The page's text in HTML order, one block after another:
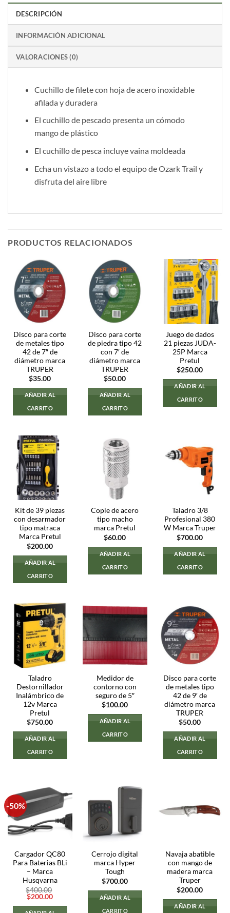
DESCRIPCIÓN
INFORMACIÓN ADICIONAL
VALORACIONES (0)
Cuchillo de filete con hoja de acero inoxidable
afilada y duradera
El cuchillo de pescado presenta un cómodo
mango de plástico
El cuchillo de pesca incluye vaina moldeada
Echa un vistazo a todo el equipo de Ozark Trail y
disfruta del aire libre
PRODUCTOS RELACIONADOS
Disco para corte
de metales tipo
42 de 7″ de
diámetro marca
TRUPER
$35.00
AÑADIR AL
CARRITO
Disco para corte
de piedra tipo 42
con 7′ de
diámetro marca
TRUPER
$50.00
AÑADIR AL
CARRITO
Juego de dados
21 piezas JUDA-
25P Marca
Pretul
$250.00
AÑADIR AL
CARRITO
Kit de 39 piezas
con desarmador
tipo matraca
Marca Pretul
$200.00
AÑADIR AL
CARRITO
Cople de acero
tipo macho
marca Pretul
$60.00
AÑADIR AL
CARRITO
Taladro 3/8
Profesional 380
W Marca Truper
$700.00
AÑADIR AL
CARRITO
Taladro
Destornillador
Inalámbrico de
12v Marca
Pretul
$750.00
AÑADIR AL
CARRITO
Medidor de
contorno con
seguro de 5″
$100.00
AÑADIR AL
CARRITO
Disco para corte
de metales tipo
42 de 9′ de
diámetro marca
TRUPER
$50.00
AÑADIR AL
CARRITO
-50%
Cargador QC80
Para Baterias BLi
– Marca
Husqvarna
$400.00
El
original
$200.00El
actual
Cerrojo digital
marca Hyper
Tough
$700.00
AÑADIR AL
CARRITO
Navaja abatible
con mango de
madera marca
Truper
$200.00
AÑADIR AL